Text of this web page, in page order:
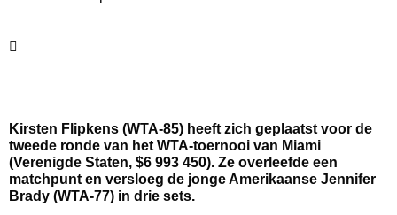
Kirsten Flipkens (WTA-85) heeft zich geplaatst voor de
tweede ronde van het WTA-toernooi van Miami
(Verenigde Staten, $6 993 450). Ze overleefde een
matchpunt en versloeg de jonge Amerikaanse Jennifer
Brady (WTA-77) in drie sets.